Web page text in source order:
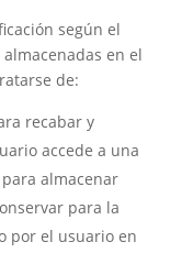
según el
en el
de:
recabar y
accede a una
almacenar
para la
por el usuario en